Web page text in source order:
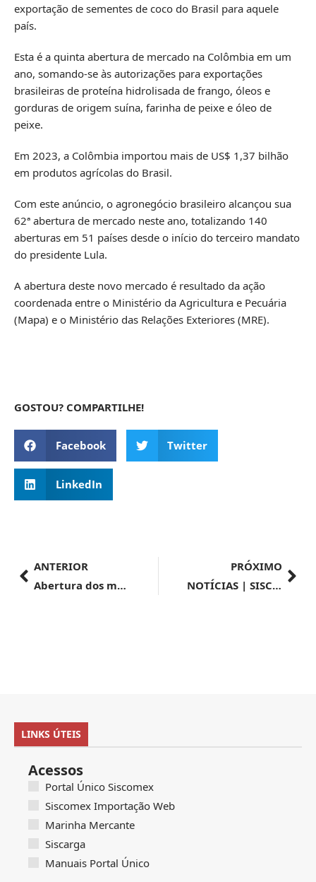
exportação de sementes de coco do Brasil para aquele
país.
Esta é a quinta abertura de mercado na Colômbia em um
ano, somando-se às autorizações para exportações
brasileiras de proteína hidrolisada de frango, óleos e
gorduras de origem suína, farinha de peixe e óleo de
peixe.
Em 2023, a Colômbia importou mais de US$ 1,37 bilhão
em produtos agrícolas do Brasil.
Com este anúncio, o agronegócio brasileiro alcançou sua
62ª abertura de mercado neste ano, totalizando 140
aberturas em 51 países desde o início do terceiro mandato
do presidente Lula.
A abertura deste novo mercado é resultado da ação
coordenada entre o Ministério da Agricultura e Pecuária
(Mapa) e o Ministério das Relações Exteriores (MRE).
GOSTOU? COMPARTILHE!
Facebook Twitter
LinkedIn
ANTERIOR
Abertura dos mercados de sêmen e embriões bovinos na Rússia e demais membros da União Econômica Eurasiática (UEEA)
PRÓXIMO
NOTÍCIAS | SISCOMEX | Sistemas nº 005/2021
LINKS ÚTEIS
Acessos
Portal Único Siscomex
Siscomex Importação Web
Marinha Mercante
Siscarga
Manuais Portal Único